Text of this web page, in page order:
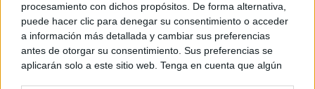
procesamiento con dichos propósitos. De forma alternativa,
puede hacer clic para denegar su consentimiento o acceder
a información más detallada y cambiar sus preferencias
antes de otorgar su consentimiento. Sus preferencias se
aplicarán solo a este sitio web. Tenga en cuenta que algún